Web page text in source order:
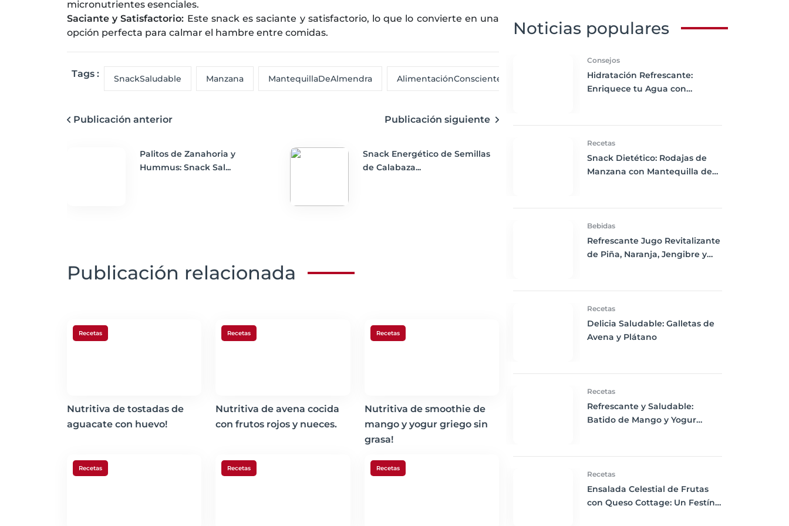
micronutrientes esenciales.
Saciante y Satisfactorio: Este snack es saciante y satisfactorio, lo que lo convierte en una
opción perfecta para calmar el hambre entre comidas.
Tags : SnackSaludable Manzana MantequillaDeAlmendra AlimentaciónConsciente
Publicación anterior Publicación siguiente
Palitos de Zanahoria y
Hummus: Snack Sal...
Snack Energético de Semillas
de Calabaza...
Publicación relacionada
Recetas
Nutritiva de tostadas de
aguacate con huevo!
Recetas
Nutritiva de avena cocida
con frutos rojos y nueces.
Recetas
Nutritiva de smoothie de
mango y yogur griego sin
grasa!
Recetas Recetas Recetas
Noticias populares
Consejos
Hidratación Refrescante:
Enriquece tu Agua con
Recetas
Snack Dietético: Rodajas de
Manzana con Mantequilla de
Bebidas
Refrescante Jugo Revitalizante
de Piña, Naranja, Jengibre y
Recetas
Delicia Saludable: Galletas de
Avena y Plátano
Recetas
Refrescante y Saludable:
Batido de Mango y Yogur
Recetas
Ensalada Celestial de Frutas
con Queso Cottage: Un Festín